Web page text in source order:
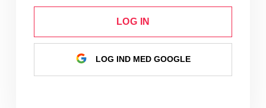
LOG IN
LOG IND MED GOOGLE